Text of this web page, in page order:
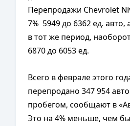
Перепродажи Chevrolet
7% 5949 до 6362 ед.
в тот же период,
6870 до 6053 ед.
Всего в феврале этого
перепродано 347 954
пробегом, сообщают в
Это на 4% меньше, чем